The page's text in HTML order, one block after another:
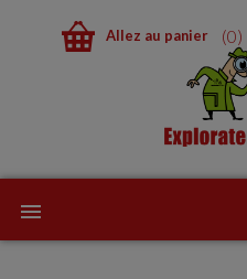
0
Allez au panier